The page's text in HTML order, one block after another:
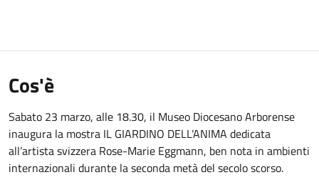
Cos'è
Sabato 23 marzo, alle 18.30, il Museo Diocesano Arborense
inaugura la mostra IL GIARDINO DELL’ANIMA dedicata
all’artista svizzera Rose-Marie Eggmann, ben nota in ambienti
internazionali durante la seconda metà del secolo scorso.